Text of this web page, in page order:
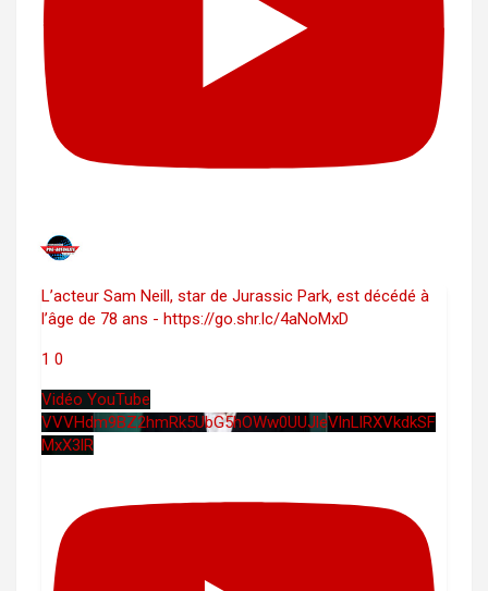
L’acteur Sam Neill, star de Jurassic Park, est décédé à
l’âge de 78 ans - https://go.shr.lc/4aNoMxD
1 0
Vidéo YouTube
VVVHdm9BZ2hmRk5UbG5hOWw0UUJleVlnLlRXVkdkSF
MxX3lR